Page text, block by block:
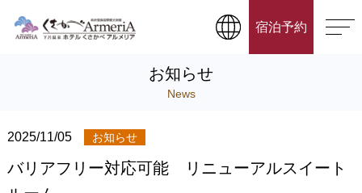
宿泊予約
お知らせ
News
2025/11/05 お知らせ
バリアフリー対応可能 リニューアルスイート